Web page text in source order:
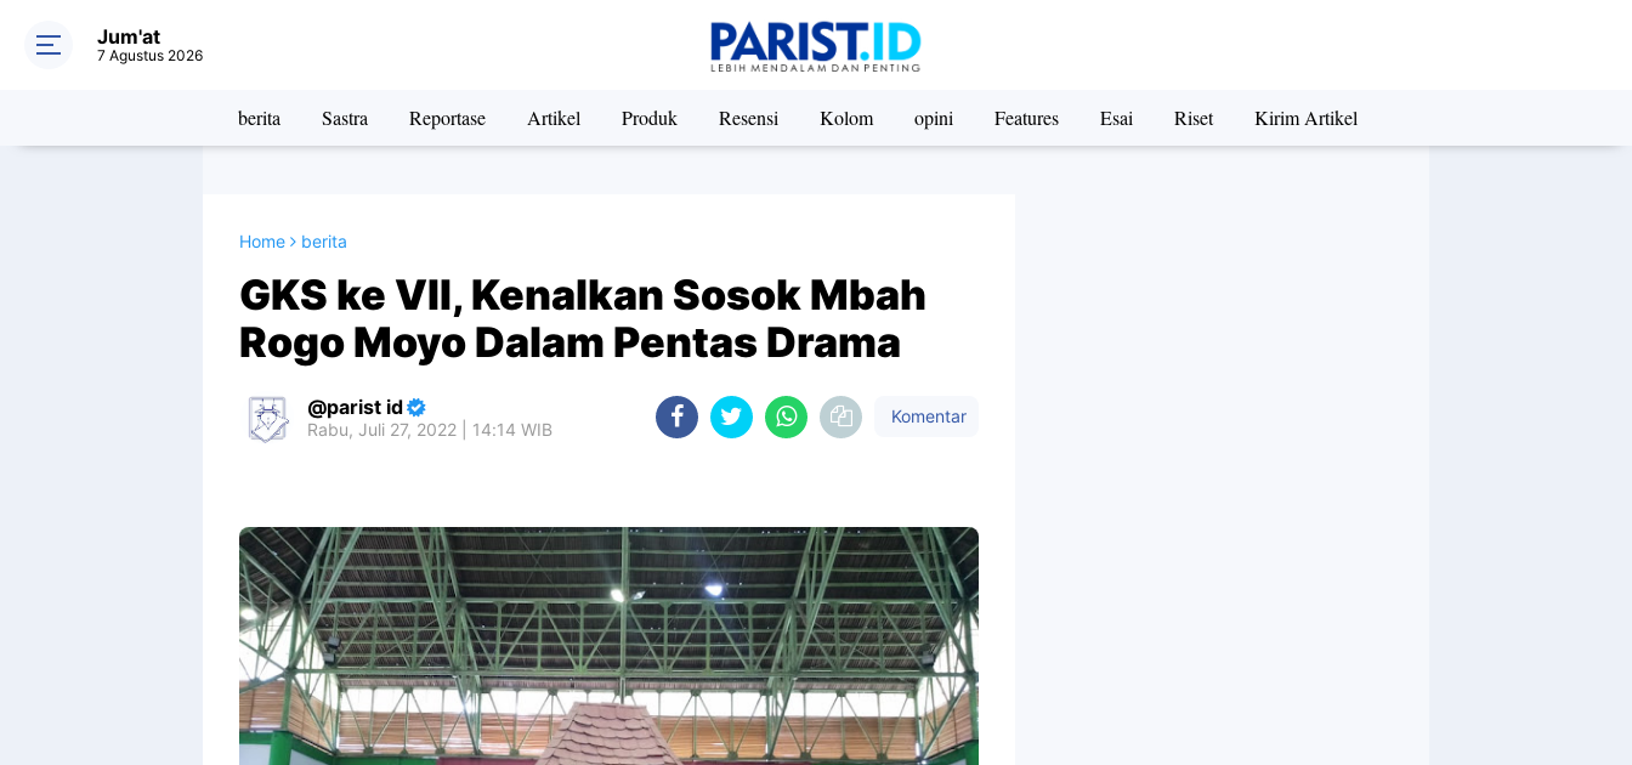
Jum'at
7 Agustus 2026
berita Sastra Reportase Artikel Produk Resensi Kolom opini Features Esai Riset Kirim Artikel
Home berita
GKS ke VII, Kenalkan Sosok Mbah
Rogo Moyo Dalam Pentas Drama
parist id
Rabu, Juli 27, 2022 | 14:14 WIB
Komentar